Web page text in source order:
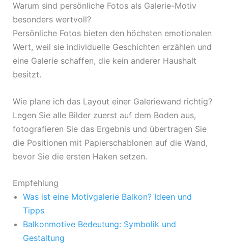
Warum sind persönliche Fotos als Galerie-Motiv
besonders wertvoll?
Persönliche Fotos bieten den höchsten emotionalen
Wert, weil sie individuelle Geschichten erzählen und
eine Galerie schaffen, die kein anderer Haushalt
besitzt.
Wie plane ich das Layout einer Galeriewand richtig?
Legen Sie alle Bilder zuerst auf dem Boden aus,
fotografieren Sie das Ergebnis und übertragen Sie
die Positionen mit Papierschablonen auf die Wand,
bevor Sie die ersten Haken setzen.
Empfehlung
Was ist eine Motivgalerie Balkon? Ideen und
Tipps
Balkonmotive Bedeutung: Symbolik und
Gestaltung